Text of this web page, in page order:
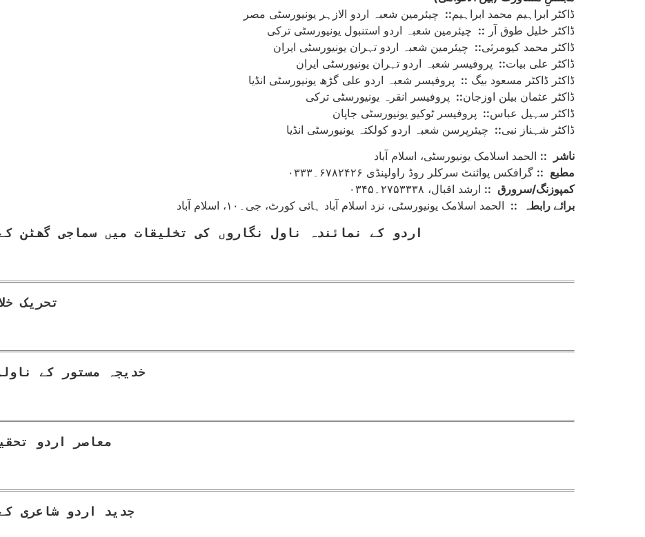
ڈاکٹر ابراہیم محمد ابراہیم:: چیئرمین شعبہ اردو الازہر یونیورسٹی مصر
ڈاکٹر خلیل طوق آر :: چیئرمین شعبہ اردو استنبول یونیورسٹی ترکی
ڈاکٹر محمد کیومرثی:: چیئرمین شعبہ اردو تہران یونیورسٹی ایران
ڈاکٹر علی بیات:: پروفیسر شعبہ اردو تہران یونیورسٹی ایران
ڈاکٹر ڈاکٹر مسعود بیگ :: پروفیسر شعبہ اردو علی گڑھ یونیورسٹی انڈیا
ڈاکٹر عثمان بیلن اوزجان:: پروفیسر انقرہ یونیورسٹی ترکی
ڈاکٹر سہیل عباس:: پروفیسر ٹوکیو یونیورسٹی جاپان
ڈاکٹر شہناز نبی:: چیئرپرسن شعبہ اردو کولکتہ یونیورسٹی انڈیا
ناشر
:: الحمد اسلامک یونیورسٹی، اسلام آباد
مطبع :: گرافکس پوائنٹ سرکلر روڈ راولپنڈی ۶۷۸۲۴۲۶۔۰۳۳۳
کمپوزنگ/سرورق :: ارشد اقبال، ۲۷۵۳۳۳۸۔۰۳۴۵
برائے رابطہ
:: الحمد اسلامک یونیورسٹی، نزد اسلام آباد ہائی کورٹ، جی۔۱۰، اسلام آباد
اردو کے نمائندہ ناول نگاروں کی تخلیقات میں سماجی گھٹن
تحریک
خدیجہ مستور کے
معاصر اردو
جدید اردو شاعری